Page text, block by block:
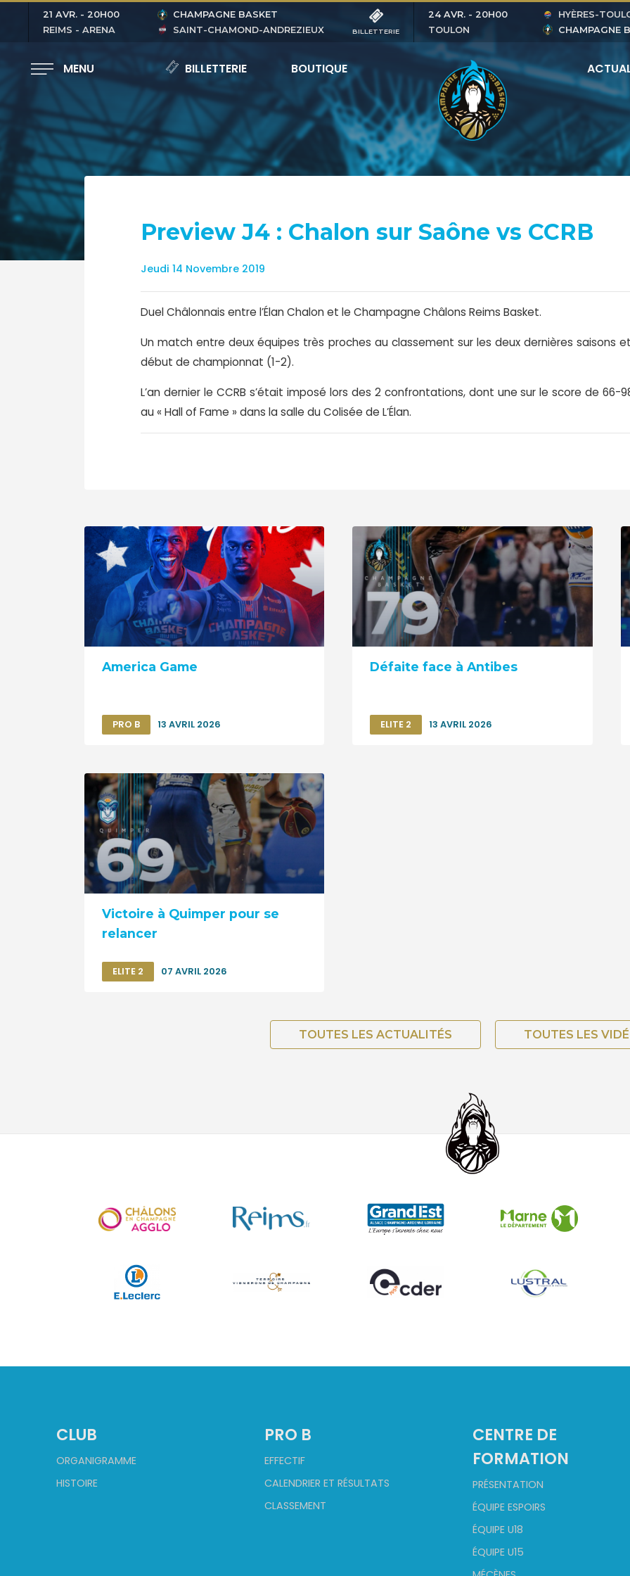
21 AVR. - 20H00
REIMS - ARENA
CHAMPAGNE BASKET
SAINT-CHAMOND-ANDREZIEUX
BILLETTERIE
24 AVR. - 20H00
TOULON
CHAMPAGNE
HYÈRES-
MENU BILLETTERIE BOUTIQUE
Preview J4 : Chalon sur Saône vs CCRB
Jeudi 14 Novembre 2019
Duel Châlonnais entre l’Élan Chalon et le Champagne Châlons Reims Basket.
Un match entre deux équipes très proches au classement sur les deux dernières saisons
début de championnat (1-2).
L’an dernier le CCRB s’était imposé lors des 2 confrontations, dont une sur le score de 66-
au « Hall of Fame » dans la salle du Colisée de L’Élan.
America Game
PRO B 13 AVRIL 2026
Défaite face à Antibes
ELITE 2 13 AVRIL 2026
Victoire à Quimper pour se
relancer
ELITE 2 07 AVRIL 2026
TOUTES LES ACTUALITÉS TOUTES LES
CLUB
ORGANIGRAMME
HISTOIRE
PRO B
EFFECTIF
CALENDRIER ET RÉSULTATS
CLASSEMENT
CENTRE DE
FORMATION
PRÉSENTATION
ÉQUIPE ESPOIRS
ÉQUIPE U18
ÉQUIPE U15